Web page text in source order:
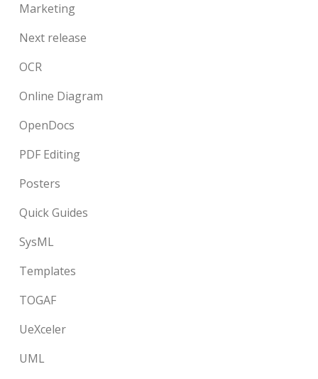
Marketing
Next release
OCR
Online Diagram
OpenDocs
PDF Editing
Posters
Quick Guides
SysML
Templates
TOGAF
UeXceler
UML